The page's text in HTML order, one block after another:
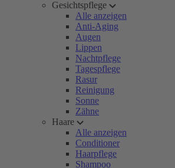
Gesichtspflege
Alle anzeigen
Anti-Aging
Augen
Lippen
Nachtpflege
Tagespflege
Rasur
Reinigung
Sonne
Zähne
Haare
Alle anzeigen
Conditioner
Haarpflege
Shampoo